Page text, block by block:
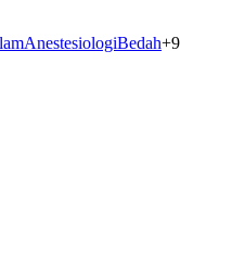
AnestesiologiBedah+9